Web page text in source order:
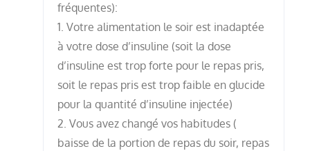
fréquentes):
1. Votre alimentation le soir est inadaptée
à votre dose d’insuline (soit la dose
d’insuline est trop forte pour le repas pris,
soit le repas pris est trop faible en glucide
pour la quantité d’insuline injectée)
2. Vous avez changé vos habitudes (
baisse de la portion de repas du soir, repas